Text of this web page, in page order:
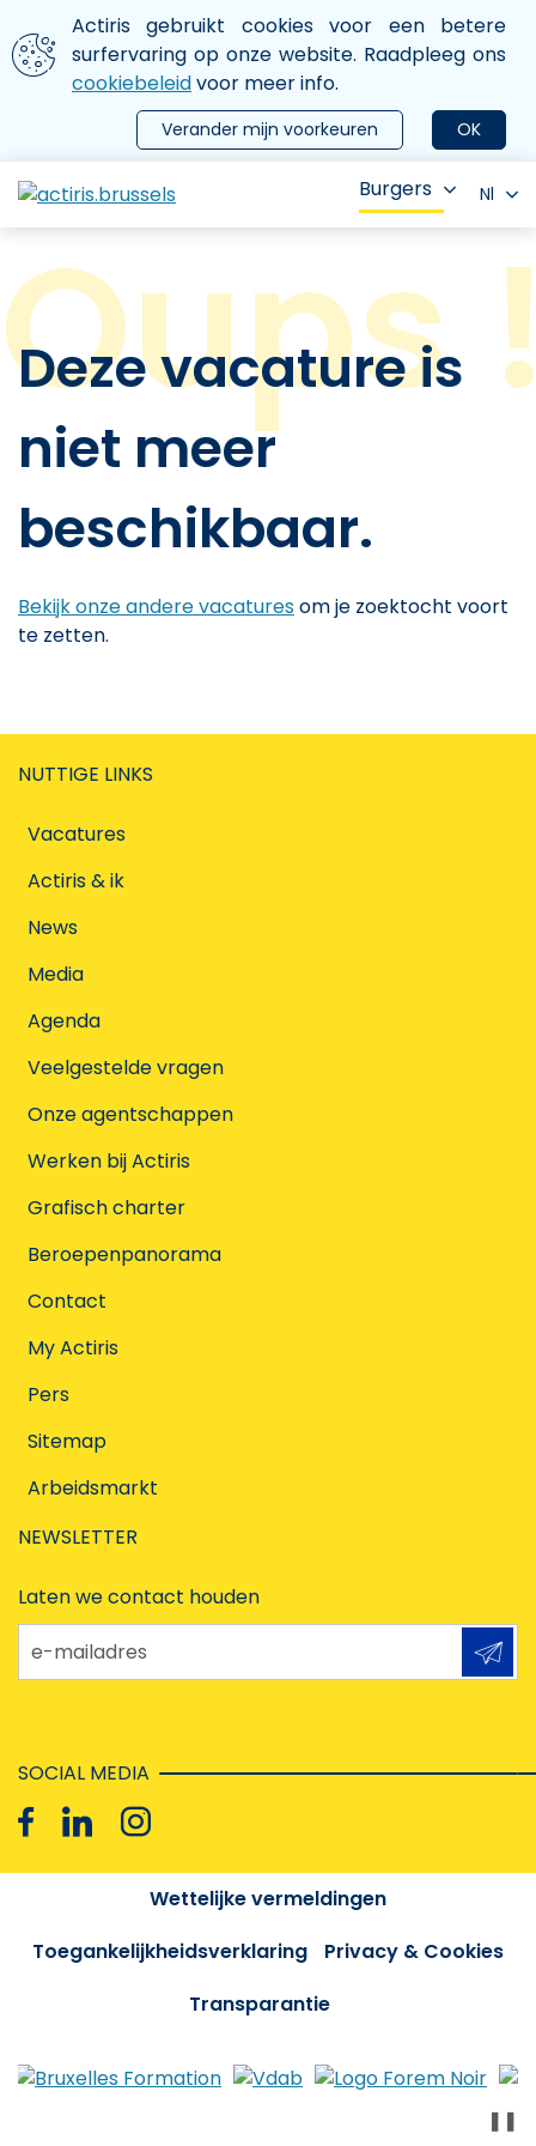
Aller au contenu principal
We gebruiken cookies
Actiris gebruikt cookies voor een betere
surfervaring op onze website. Raadpleeg ons
cookiebeleidvoor meer info.
OK
Verander mijn voorkeuren
le menu
Burgers Nl
Deze vacature is
niet meer
beschikbaar.
Bekijk onze andere vacaturesom je zoektocht voort
te zetten.
NUTTIGE LINKS
Vacatures
Actiris & ik
News
Media
Agenda
Veelgestelde vragen
Onze agentschappen
Werken bij Actiris
Grafisch charter
Beroepenpanorama
Contact
My Actiris
Pers
Sitemap
Arbeidsmarkt
NEWSLETTER
Laten we contact houden
e-mailadres
SOCIAL MEDIA
Wettelijke vermeldingen
Toegankelijkheidsverklaring
Privacy & Cookies
Transparantie
❚❚